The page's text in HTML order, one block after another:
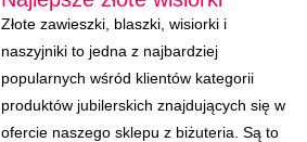
Złote zawieszki, blaszki, wisiorki i
naszyjniki to jedna z najbardziej
popularnych wśród klientów kategorii
produktów jubilerskich znajdujących się w
ofercie naszego sklepu z biżuteria. Są to